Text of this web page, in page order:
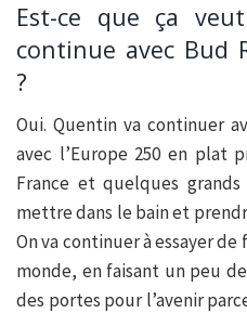
Est-ce que ça
continue avec Bud
?
Oui. Quentin va continuer
avec l’Europe 250 en plat
France et quelques
mettre dans le bain et
On va continuer à essayer de
monde, en faisant un peu
des portes pour l’avenir